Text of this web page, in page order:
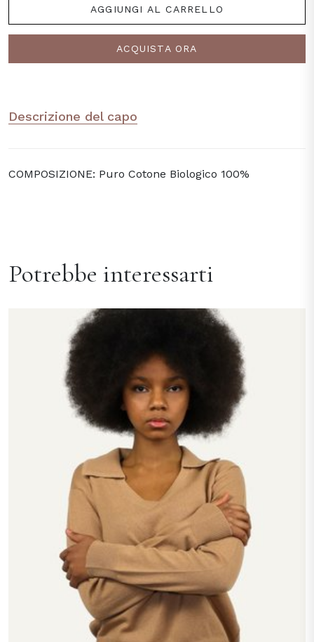
AGGIUNGI AL CARRELLO
ACQUISTA ORA
Descrizione del capo
COMPOSIZIONE: Puro Cotone Biologico 100%
Potrebbe interessarti